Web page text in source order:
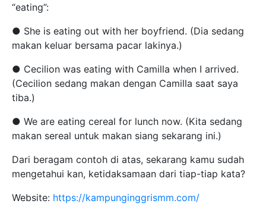
“eating”:
● She is eating out with her boyfriend. (Dia sedang
makan keluar bersama pacar lakinya.)
● Cecilion was eating with Camilla when I arrived.
(Cecilion sedang makan dengan Camilla saat saya
tiba.)
● We are eating cereal for lunch now. (Kita sedang
makan sereal untuk makan siang sekarang ini.)
Dari beragam contoh di atas, sekarang kamu sudah
mengetahui kan, ketidaksamaan dari tiap-tiap kata?
Website: https://kampunginggrismm.com/